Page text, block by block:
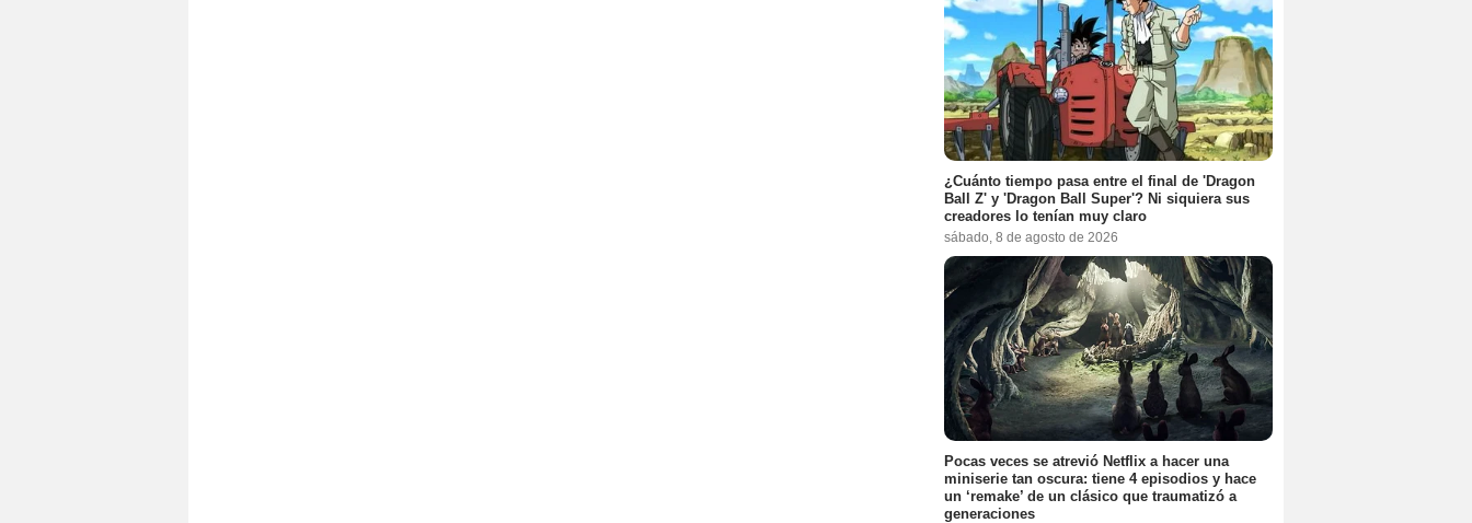
¿Cuánto tiempo pasa entre el final de 'Dragon
Ball Z' y 'Dragon Ball Super'? Ni siquiera sus
creadores lo tenían muy claro
sábado, 8 de agosto de 2026
Pocas veces se atrevió Netflix a hacer una
miniserie tan oscura: tiene 4 episodios y hace
un ‘remake’ de un clásico que traumatizó a
generaciones